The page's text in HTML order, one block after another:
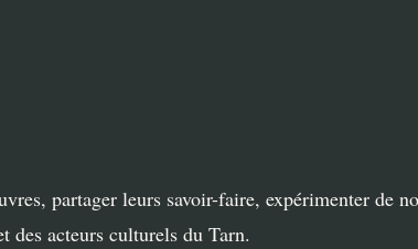
partager leurs savoir-faire, expérimenter de
des acteurs culturels du Tarn.